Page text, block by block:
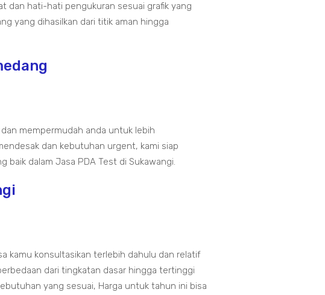
dan hati-hati pengukuran sesuai grafik yang
yang dihasilkan dari titik aman hingga
mempermudah anda untuk lebih
dan kebutuhan urgent, kami siap
baik dalam Jasa PDA Test di Sukawangi.
kamu konsultasikan terlebih dahulu dan relatif
dari tingkatan dasar hingga tertinggi
yang sesuai, Harga untuk tahun ini bisa